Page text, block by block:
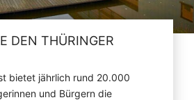
DEN THÜRINGER
bietet jährlich rund 20.000
und Bürgern die